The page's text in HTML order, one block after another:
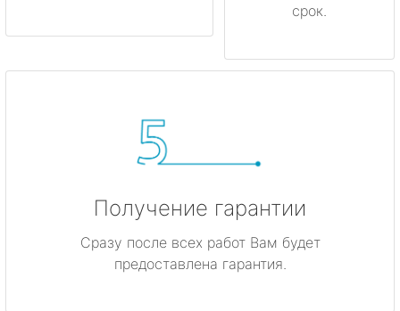
срок.
Получение гарантии
Сразу после всех работ Вам будет
предоставлена гарантия.